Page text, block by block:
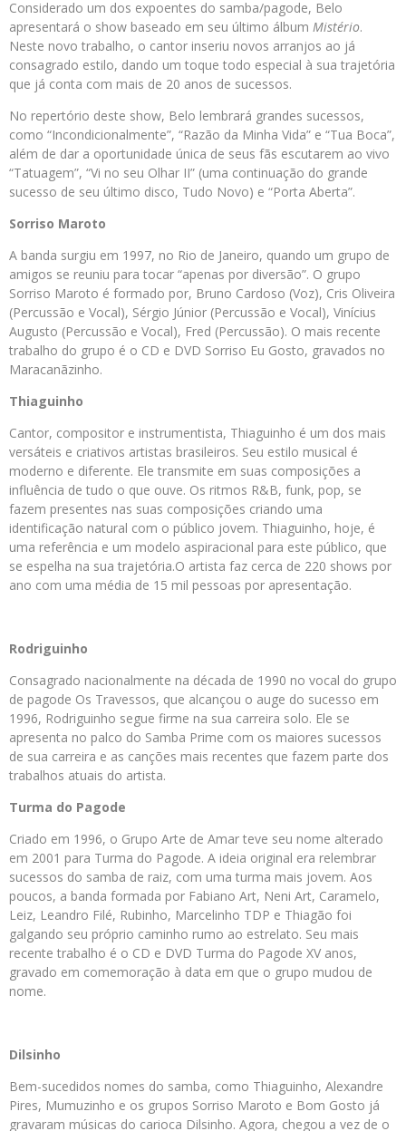
Considerado um dos expoentes do samba/pagode, Belo
apresentará o show baseado em seu último álbum Mistério.
Neste novo trabalho, o cantor inseriu novos arranjos ao já
consagrado estilo, dando um toque todo especial à sua trajetória
que já conta com mais de 20 anos de sucessos.
No repertório deste show, Belo lembrará grandes sucessos,
como “Incondicionalmente”, “Razão da Minha Vida” e “Tua Boca”,
além de dar a oportunidade única de seus fãs escutarem ao vivo
“Tatuagem”, “Vi no seu Olhar II” (uma continuação do grande
sucesso de seu último disco, Tudo Novo) e “Porta Aberta”.
Sorriso Maroto
A banda surgiu em 1997, no Rio de Janeiro, quando um grupo de
amigos se reuniu para tocar “apenas por diversão”. O grupo
Sorriso Maroto é formado por, Bruno Cardoso (Voz), Cris Oliveira
(Percussão e Vocal), Sérgio Júnior (Percussão e Vocal), Vinícius
Augusto (Percussão e Vocal), Fred (Percussão). O mais recente
trabalho do grupo é o CD e DVD Sorriso Eu Gosto, gravados no
Maracanãzinho.
Thiaguinho
Cantor, compositor e instrumentista, Thiaguinho é um dos mais
versáteis e criativos artistas brasileiros. Seu estilo musical é
moderno e diferente. Ele transmite em suas composições a
influência de tudo o que ouve. Os ritmos R&B, funk, pop, se
fazem presentes nas suas composições criando uma
identificação natural com o público jovem. Thiaguinho, hoje, é
uma referência e um modelo aspiracional para este público, que
se espelha na sua trajetória.O artista faz cerca de 220 shows por
ano com uma média de 15 mil pessoas por apresentação.
Rodriguinho
Consagrado nacionalmente na década de 1990 no vocal do grupo
de pagode Os Travessos, que alcançou o auge do sucesso em
1996, Rodriguinho segue firme na sua carreira solo. Ele se
apresenta no palco do Samba Prime com os maiores sucessos
de sua carreira e as canções mais recentes que fazem parte dos
trabalhos atuais do artista.
Turma do Pagode
Criado em 1996, o Grupo Arte de Amar teve seu nome alterado
em 2001 para Turma do Pagode. A ideia original era relembrar
sucessos do samba de raiz, com uma turma mais jovem. Aos
poucos, a banda formada por Fabiano Art, Neni Art, Caramelo,
Leiz, Leandro Filé, Rubinho, Marcelinho TDP e Thiagão foi
galgando seu próprio caminho rumo ao estrelato. Seu mais
recente trabalho é o CD e DVD Turma do Pagode XV anos,
gravado em comemoração à data em que o grupo mudou de
nome.
Dilsinho
Bem-sucedidos nomes do samba, como Thiaguinho, Alexandre
Pires, Mumuzinho e os grupos Sorriso Maroto e Bom Gosto já
gravaram músicas do carioca Dilsinho. Agora, chegou a vez de o